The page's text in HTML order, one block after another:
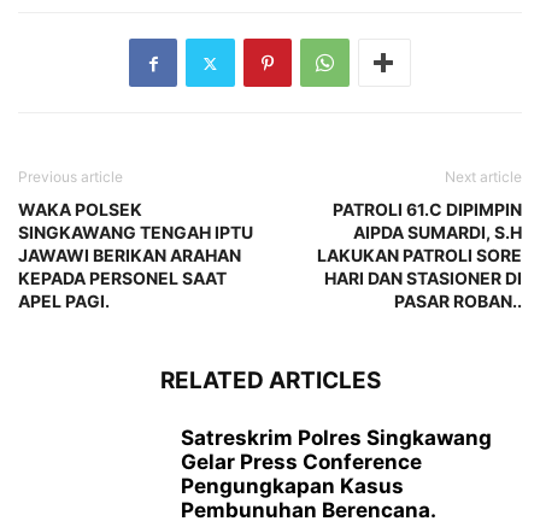
Previous article
WAKA POLSEK
SINGKAWANG TENGAH IPTU
JAWAWI BERIKAN ARAHAN
KEPADA PERSONEL SAAT
APEL PAGI.
Next article
PATROLI 61.C DIPIMPIN
AIPDA SUMARDI, S.H
LAKUKAN PATROLI SORE
HARI DAN STASIONER DI
PASAR ROBAN..
RELATED ARTICLES
Satreskrim Polres Singkawang
Gelar Press Conference
Pengungkapan Kasus
Pembunuhan Berencana.